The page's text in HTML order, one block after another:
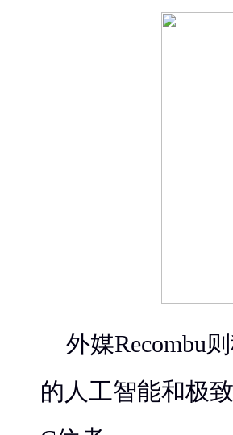
外媒Recombu
的人工智能和极